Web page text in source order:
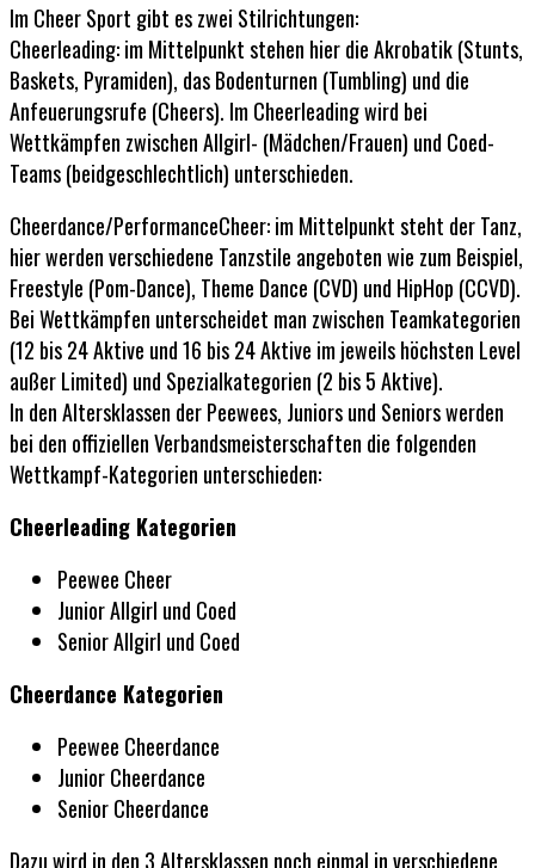
Im Cheer Sport gibt es zwei Stilrichtungen:
Cheerleading: im Mittelpunkt stehen hier die Akrobatik (Stunts,
Baskets, Pyramiden), das Bodenturnen (Tumbling) und die
Anfeuerungsrufe (Cheers). Im Cheerleading wird bei
Wettkämpfen zwischen Allgirl- (Mädchen/Frauen) und Coed-
Teams (beidgeschlechtlich) unterschieden.
Cheerdance/PerformanceCheer: im Mittelpunkt steht der Tanz,
hier werden verschiedene Tanzstile angeboten wie zum Beispiel,
Freestyle (Pom-Dance), Theme Dance (CVD) und HipHop (CCVD).
Bei Wettkämpfen unterscheidet man zwischen Teamkategorien
(12 bis 24 Aktive und 16 bis 24 Aktive im jeweils höchsten Level
außer Limited) und Spezialkategorien (2 bis 5 Aktive).
In den Altersklassen der Peewees, Juniors und Seniors werden
bei den offiziellen Verbandsmeisterschaften die folgenden
Wettkampf-Kategorien unterschieden:
Cheerleading Kategorien
Peewee Cheer
Junior Allgirl und Coed
Senior Allgirl und Coed
Cheerdance Kategorien
Peewee Cheerdance
Junior Cheerdance
Senior Cheerdance
Dazu wird in den 3 Altersklassen noch einmal in verschiedene